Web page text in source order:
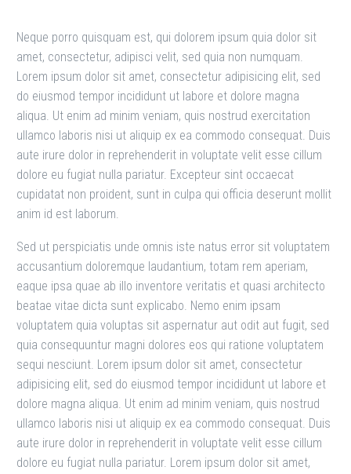
Neque porro quisquam est, qui dolorem ipsum quia dolor sit
amet, consectetur, adipisci velit, sed quia non numquam.
Lorem ipsum dolor sit amet, consectetur adipisicing elit, sed
do eiusmod tempor incididunt ut labore et dolore magna
aliqua. Ut enim ad minim veniam, quis nostrud exercitation
ullamco laboris nisi ut aliquip ex ea commodo consequat. Duis
aute irure dolor in reprehenderit in voluptate velit esse cillum
dolore eu fugiat nulla pariatur. Excepteur sint occaecat
cupidatat non proident, sunt in culpa qui officia deserunt mollit
anim id est laborum.
Sed ut perspiciatis unde omnis iste natus error sit voluptatem
accusantium doloremque laudantium, totam rem aperiam,
eaque ipsa quae ab illo inventore veritatis et quasi architecto
beatae vitae dicta sunt explicabo. Nemo enim ipsam
voluptatem quia voluptas sit aspernatur aut odit aut fugit, sed
quia consequuntur magni dolores eos qui ratione voluptatem
sequi nesciunt. Lorem ipsum dolor sit amet, consectetur
adipisicing elit, sed do eiusmod tempor incididunt ut labore et
dolore magna aliqua. Ut enim ad minim veniam, quis nostrud
ullamco laboris nisi ut aliquip ex ea commodo consequat. Duis
aute irure dolor in reprehenderit in voluptate velit esse cillum
dolore eu fugiat nulla pariatur. Lorem ipsum dolor sit amet,